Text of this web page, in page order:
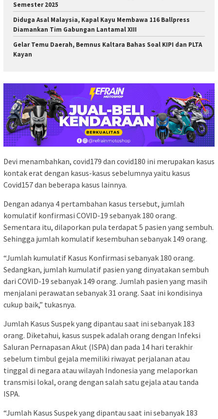
Semester 2025
Diduga Asal Malaysia, Kapal Kayu Membawa 116 Ballpress
Diamankan Tim Gabungan Lantamal XIII
Gelar Temu Daerah, Bemnus Kaltara Bahas Soal KIPI dan PLTA
Kayan
Devi menambahkan, covid179 dan covid180 ini merupakan kasus
kontak erat dengan kasus-kasus sebelumnya yaitu kasus
Covid157 dan beberapa kasus lainnya.
Dengan adanya 4 pertambahan kasus tersebut, jumlah
komulatif konfirmasi COVID-19 sebanyak 180 orang.
Sementara itu, dilaporkan pula terdapat 5 pasien yang sembuh.
Sehingga jumlah komulatif kesembuhan sebanyak 149 orang.
“Jumlah kumulatif Kasus Konfirmasi sebanyak 180 orang.
Sedangkan, jumlah kumulatif pasien yang dinyatakan sembuh
dari COVID-19 sebanyak 149 orang. Jumlah pasien yang masih
menjalani perawatan sebanyak 31 orang. Saat ini kondisinya
cukup baik,” tukasnya.
Jumlah Kasus Suspek yang dipantau saat ini sebanyak 183
orang. Diketahui, kasus suspek adalah orang dengan Infeksi
Saluran Pernapasan Akut (ISPA) dan pada 14 hari terakhir
sebelum timbul gejala memiliki riwayat perjalanan atau
tinggal di negara atau wilayah Indonesia yang melaporkan
transmisi lokal, orang dengan salah satu gejala atau tanda
ISPA.
“Jumlah Kasus Suspek yang dipantau saat ini sebanyak 183